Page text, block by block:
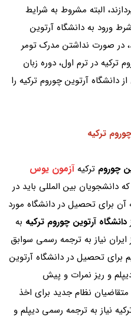
البته مشروط به شرایط
ورود به دانشگاه آرتوین
در صورت نداشتن مدرک تومر
ترکیه در ترم اول، دوره زبان
دانشگاه آرتوین چوروم ترکیه را
ترکیه
چوروم ترکیهآزمون یوس
بین المللی باید در
برای تحصیل در دانشگاه مورد
دانشگاه آرتوین چوروم ترکیه به
نیاز به ترجمه رسمی سوابق
برای تحصیل در دانشگاه آرتوین
و ریز نمرات و پیش
نظام جدید برای اخذ
نیاز به ترجمه رسمی دیپلم و